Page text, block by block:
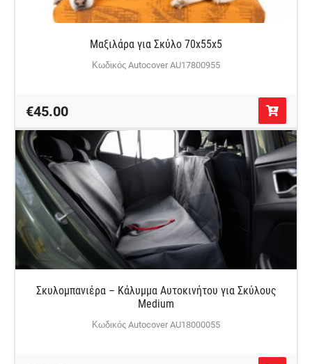
Μαξιλάρα για Σκύλο 70x55x5
Κωδικός Autocover AU17800955
€45.00
Σκυλομπανιέρα – Κάλυμμα Αυτοκινήτου για Σκύλους
Medium
Κωδικός Autocover AU18000055